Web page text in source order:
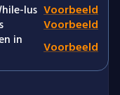
lus Voorbeeld
Voorbeeld
in
Voorbeeld